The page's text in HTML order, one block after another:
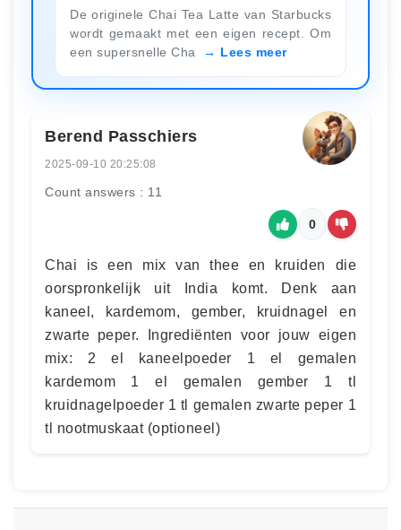
De originele Chai Tea Latte van Starbucks
wordt gemaakt met een eigen recept. Om
een supersnelle Cha
Lees meer
Berend Passchiers
2025-09-10 20:25:08
Count answers : 11
0
Chai is een mix van thee en kruiden die
oorspronkelijk uit India komt. Denk aan
kaneel, kardemom, gember, kruidnagel en
zwarte peper. Ingrediënten voor jouw eigen
mix: 2 el kaneelpoeder 1 el gemalen
kardemom 1 el gemalen gember 1 tl
kruidnagelpoeder 1 tl gemalen zwarte peper 1
tl nootmuskaat (optioneel)